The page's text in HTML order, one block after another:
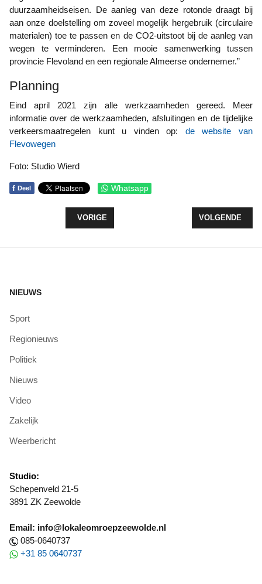
duurzaamheidseisen. De aanleg van deze rotonde draagt bij
aan onze doelstelling om zoveel mogelijk hergebruik (circulaire
materialen) toe te passen en de CO2-uitstoot bij de aanleg van
wegen te verminderen. Een mooie samenwerking tussen
provincie Flevoland en een regionale Almeerse ondernemer.”
Planning
Eind april 2021 zijn alle werkzaamheden gereed. Meer
informatie over de werkzaamheden, afsluitingen en de tijdelijke
verkeersmaatregelen kunt u vinden op: de website van
Flevowegen
Foto: Studio Wierd
f Deel Whatsapp
VORIG ARTIKEL: 1700 HA EXTRA BOS IN
VORIGE VOLGENDE
VOLGENDE
NIEUWS
Sport
Regionieuws
Politiek
Nieuws
Video
Zakelijk
Weerbericht
Studio:
Schepenveld 21-5
3891 ZK Zeewolde
Email: info@lokaleomroepzeewolde.nl
085-0640737
+31 85 0640737